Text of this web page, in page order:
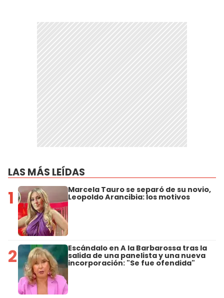
LAS MÁS LEÍDAS
1 Marcela Tauro se separó de su novio,
Leopoldo Arancibia: los motivos
2 Escándalo en A la Barbarossa tras la
salida de una panelista y una nueva
incorporación: "Se fue ofendida"